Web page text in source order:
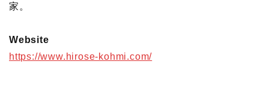
家。
Website
https://www.hirose-kohmi.com/